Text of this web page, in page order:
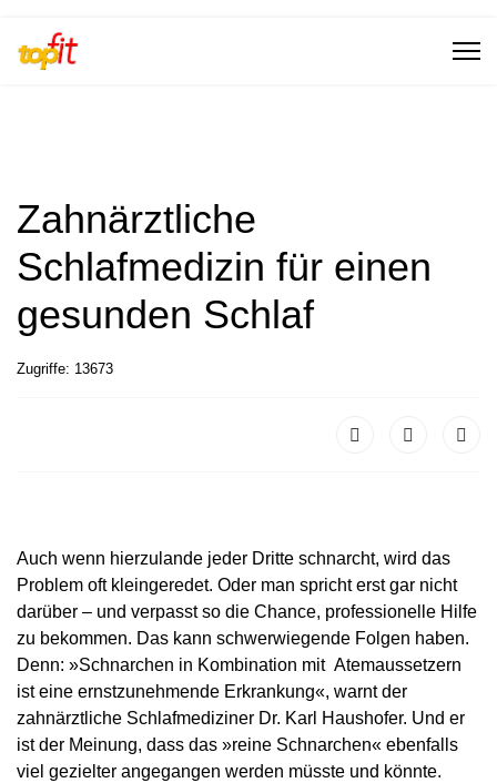
Zahnärztliche
Schlafmedizin für einen
gesunden Schlaf
Zugriffe: 13673
Auch wenn hierzulande jeder Dritte schnarcht, wird das
Problem oft kleingeredet. Oder man spricht erst gar nicht
darüber – und verpasst so die Chance, professionelle Hilfe
zu bekommen. Das kann schwerwiegende Folgen haben.
Denn: »Schnarchen in Kombination mit Atemaussetzern
ist eine ernstzunehmende Erkrankung«, warnt der
zahnärztliche Schlafmediziner Dr. Karl Haushofer. Und er
ist der Meinung, dass das »reine Schnarchen« ebenfalls
viel gezielter angegangen werden müsste und könnte.